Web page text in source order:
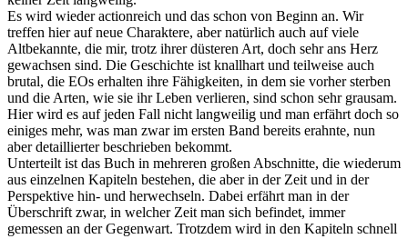
Es wird wieder actionreich und das schon von Beginn an. Wir
treffen hier auf neue Charaktere, aber natürlich auch auf viele
Altbekannte, die mir, trotz ihrer düsteren Art, doch sehr ans Herz
gewachsen sind. Die Geschichte ist knallhart und teilweise auch
brutal, die EOs erhalten ihre Fähigkeiten, in dem sie vorher sterben
und die Arten, wie sie ihr Leben verlieren, sind schon sehr grausam.
Hier wird es auf jeden Fall nicht langweilig und man erfährt doch so
einiges mehr, was man zwar im ersten Band bereits erahnte, nun
aber detaillierter beschrieben bekommt.
Unterteilt ist das Buch in mehreren großen Abschnitte, die wiederum
aus einzelnen Kapiteln bestehen, die aber in der Zeit und in der
Perspektive hin- und herwechseln. Dabei erfährt man in der
Überschrift zwar, in welcher Zeit man sich befindet, immer
gemessen an der Gegenwart. Trotzdem wird in den Kapiteln schnell